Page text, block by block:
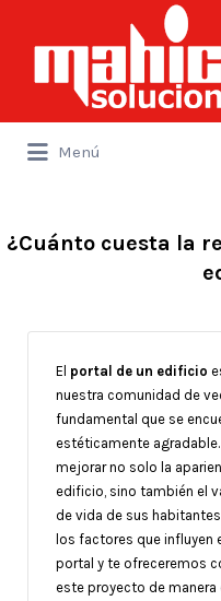
por:
Menú
por:
¿Cuánto cuesta la
El portal de un edificio
nuestra comunidad de
fundamental que se
estéticamente
mejorar no solo la
edificio, sino también el
de vida de sus
los factores que influyen
portal y te ofreceremos
este proyecto de manera